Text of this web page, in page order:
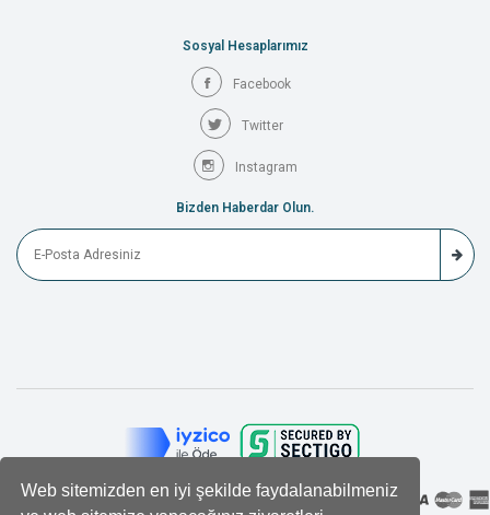
Web sitemizden en iyi şekilde faydalanabilmeniz
Sosyal Hesaplarımız
Facebook
Twitter
Instagram
Bizden Haberdar Olun.